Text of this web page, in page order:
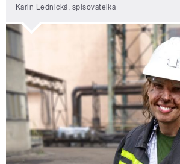
Karin Lednická, spisovatelka